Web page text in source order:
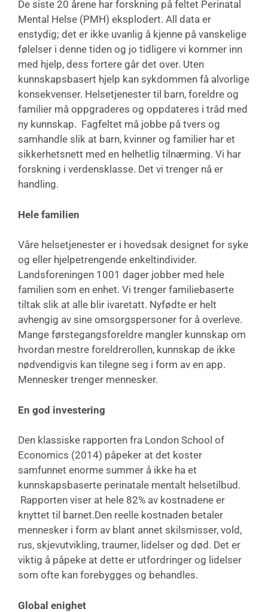
De siste 20 årene har forskning på feltet Perinatal
Mental Helse (PMH) eksplodert. All data er
enstydig; det er ikke uvanlig å kjenne på vanskelige
følelser i denne tiden og jo tidligere vi kommer inn
med hjelp, dess fortere går det over. Uten
kunnskapsbasert hjelp kan sykdommen få alvorlige
konsekvenser. Helsetjenester til barn, foreldre og
familier må oppgraderes og oppdateres i tråd med
ny kunnskap. Fagfeltet må jobbe på tvers og
samhandle slik at barn, kvinner og familier har et
sikkerhetsnett med en helhetlig tilnærming. Vi har
forskning i verdensklasse. Det vi trenger nå er
handling.
Hele familien
Våre helsetjenester er i hovedsak designet for syke
og eller hjelpetrengende enkeltindivider.
Landsforeningen 1001 dager jobber med hele
familien som en enhet. Vi trenger familiebaserte
tiltak slik at alle blir ivaretatt. Nyfødte er helt
avhengig av sine omsorgspersoner for å overleve.
Mange førstegangsforeldre mangler kunnskap om
hvordan mestre foreldrerollen, kunnskap de ikke
nødvendigvis kan tilegne seg i form av en app.
Mennesker trenger mennesker.
En god investering
Den klassiske rapporten fra London School of
Economics (2014) påpeker at det koster
samfunnet enorme summer å ikke ha et
kunnskapsbaserte perinatale mentalt helsetilbud.
Rapporten viser at hele 82% av kostnadene er
knyttet til barnet.Den reelle kostnaden betaler
mennesker i form av blant annet skilsmisser, vold,
rus, skjevutvikling, traumer, lidelser og død. Det er
viktig å påpeke at dette er utfordringer og lidelser
som ofte kan forebygges og behandles.
Global enighet